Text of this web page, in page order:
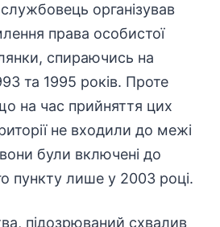
організував
права особистої
спираючись на
та 1995 років. Проте
що на час прийняття цих
не входили до межі
були включені до
пункту лише у 2003 році.
підозрюваний схвалив